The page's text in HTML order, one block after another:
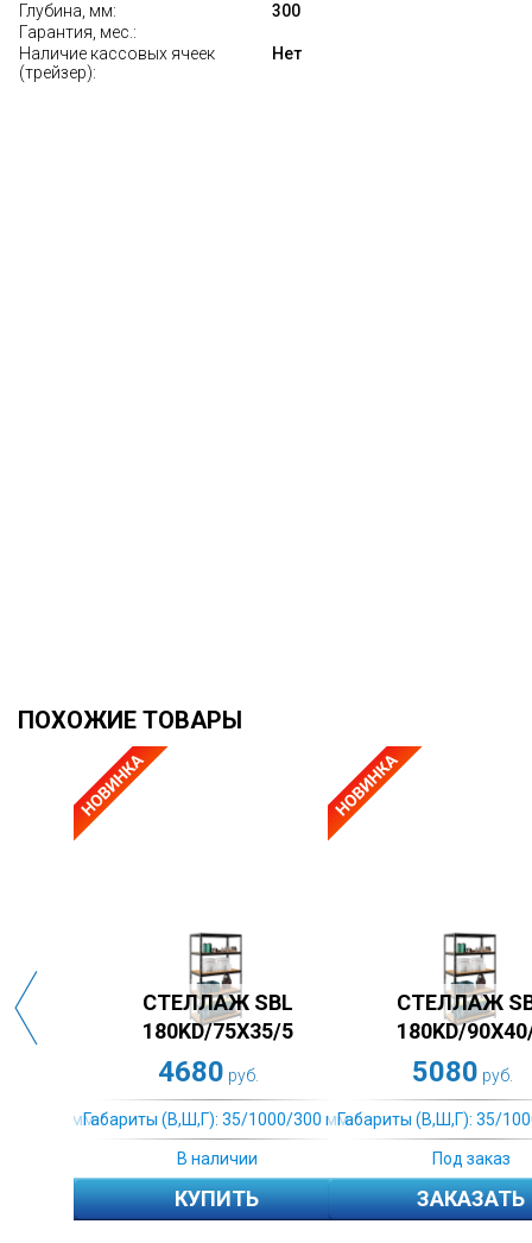
Глубина, мм:
300
Гарантия, мес.:
Наличие кассовых ячеек
(трейзер):
Нет
ПОХОЖИЕ ТОВАРЫ
СТЕЛЛАЖ SBL
180KD/90X45/5
(В,Ш,Г): 35/1000/300 мм.
КУПИТЬ
СТЕЛЛАЖ SB 200X152X51/4
Габариты (В,Ш,Г): 35/1000/300 мм.
ЗАКАЗАТЬ